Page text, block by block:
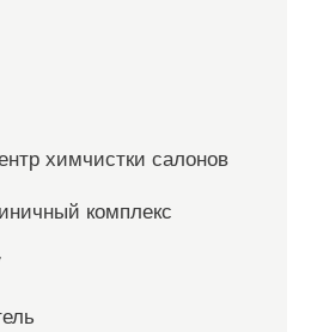
химчистки салонов
комплекс